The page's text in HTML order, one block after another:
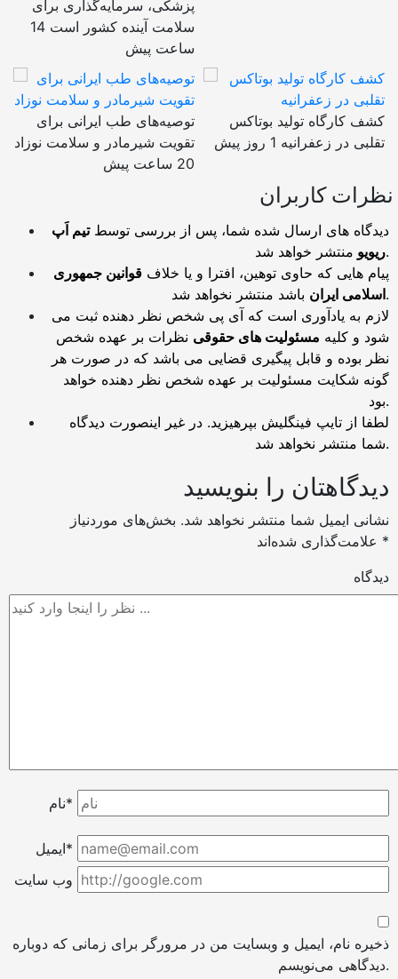
پزشکی، سرمایه‌گذاری برای
سلامت آینده کشور است 14
ساعت پیش
توصیه‌های طب ایرانی برای
تقویت شیرمادر و سلامت نوزاد
20 ساعت پیش
کشف کارگاه تولید بوتاکس
تقلبی در زعفرانیه 1 روز پیش
نظرات کاربران
دیدگاه های ارسال شده شما، پس از بررسی توسطتیم اَپ
ریویومنتشر خواهد شد.
پیام هایی که حاوی توهین، افترا و یا خلاف قوانین جمهوری
اسلامی ایرانباشد منتشر نخواهد شد.
لازم به یادآوری است که آی پی شخص نظر دهنده ثبت می
شود و کلیه مسئولیت های حقوقی نظرات بر عهده شخص
نظر بوده و قابل پیگیری قضایی می باشد که در صورت هر
گونه شکایت مسئولیت بر عهده شخص نظر دهنده خواهد
بود.
لطفا از تایپ فینگلیش بپرهیزید. در غیر اینصورت دیدگاه
شما منتشر نخواهد شد.
دیدگاهتان را بنویسید
نشانی ایمیل شما منتشر نخواهد شد. بخش‌های موردنیاز
*
دیدگاه
نام*
ایمیل*
وب سایت
ذخیره نام، ایمیل و وبسایت من در مرورگر برای زمانی که دوباره
دیدگاهی می‌نویسم.